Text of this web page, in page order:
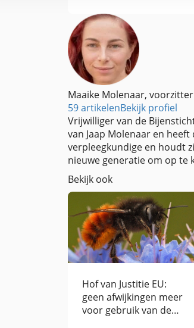
Maaike Molenaar,
59 artikelenBekijk profiel
Vrijwilliger van de
van Jaap Molenaar en
verpleegkundige en houdt
nieuwe generatie om op te
Bekijk ook
Hof van Justitie EU:
geen afwijkingen meer
voor gebruik van de